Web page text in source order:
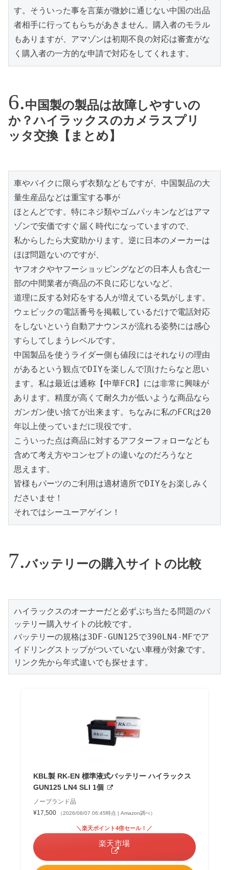
す。そういった事を言葉が微妙に通じない中国の出品
者相手に行ってもらちがあきません。購入者のモラル
もありますが、アマゾンは初期不良の対応は審査がな
く購入者の一方的な申請で対応をしてくれます。
中国製の製品は故障しやすいの
か？ハイラックスのカメラスプリ
ッタ交換【まとめ】
車やバイクに限らず衣類などもですが、中国製品の大
量生産品などは重宝する事が
ほとんどです。特にネジ類やゴムパッキンなどはアマ
ゾンで安価ですぐ届く時代になっていますので、
私からしたら大変助かります。逆に日本のメーカーは
ほぼ問題ないのですが、
ヤフオクやヤフーショッピングなどの日本人も含む一
部の中間業者が商品の不良に応じないなど、
道理に反する対応をする人が増えている気がします。
ウェビックの電話番号を掲載しているだけで電話対応
をしないという自動アナウンスが流れる姿勢には感心
すらしてしまうレベルです。
中国製品を使うライダー側も値段にはそれなりの理由
があるという観点でDIYを楽しんで頂けたらなと思い
ます。私は最近は通称【中華FCR】には非常に興味が
あります。精度が高くて耐久力が低いような商品なら
ガンガン使い捨てが出来ます。ちなみに私のFCRは20
年以上使っていまだに現役です。
こういった点は商品に対するアフターフォローなども
含めて考え方やコンセプトの違いなのだろうなと
思えます。
皆様もパーツのご利用は適材適所でDIYをお楽しみく
ださいませ！
それではシーユーアゲイン！
バッテリーの購入サイトの比較
ハイラックスのオーナーだと必ずぶち当たる問題のバ
ッテリー購入サイトの比較です。
バッテリーの規格は3DF-GUN125で390LN4-MFでア
イドリングストップがついていない車種が対象です。
リンク先から年式違いでも探せます。
KBL製 RK-EN 標準液式バッテリー ハイラックス
GUN125 LN4 SLI 1個
ノーブランド品
¥17,500
（2026/08/07 06:45時点 | Amazon調べ）
＼楽天ポイント4倍セール！／
楽天市場